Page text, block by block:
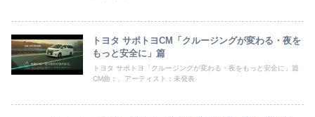
トヨタ サポトヨCM「クルージングが変わる・夜を
もっと安全に」篇
トヨタ サポトヨ「クルージングが変わる・夜をもっと安全に」篇
CM曲：、アーティスト：未発表